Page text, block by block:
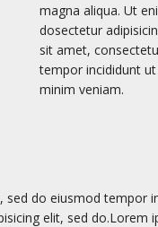
magna aliqua. Ut
dosectetur
sit amet,
tempor incididunt
minim veniam.
do eiusmod tempor
elit, sed do.Lorem